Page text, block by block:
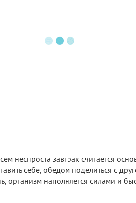
неспроста завтрак считается
себе, обедом поделиться с
организм наполняется силами и